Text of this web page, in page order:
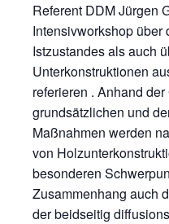
Referent DDM Jürgen
Intensivworkshop über
Istzustandes als auch
Unterkonstruktionen
referieren . Anhand
grundsätzlichen und
Maßnahmen werden
von
besonderen
Zusammenhang auch
der beidseitig